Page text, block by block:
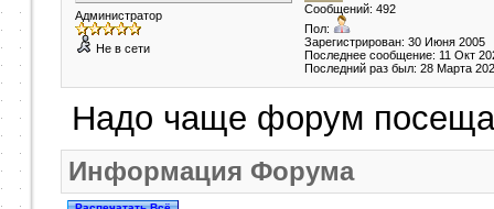
Администратор
Не в сети
Сообщений: 492
Пол:
Зарегистрирован: 30 Июня 2005
Последнее сообщение: 11 Окт
Последний раз был: 28 Марта
Надо чаще форум
Информация Форума